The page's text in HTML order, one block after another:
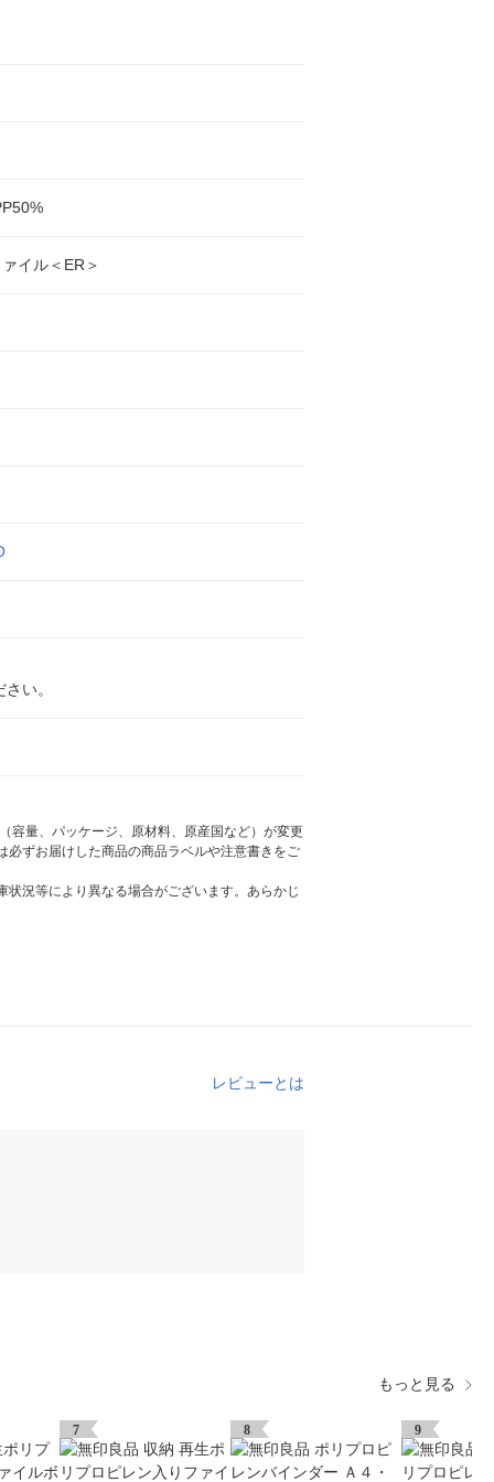
イル＜ER＞
い。
容量、パッケージ、原材料、原産国など）が変更
ずお届けした商品の商品ラベルや注意書きをご
況等により異なる場合がございます。あらかじ
レビューとは
もっと見る
7 8 9